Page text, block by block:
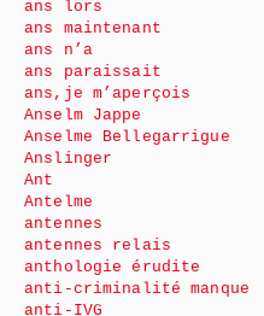
ans lors
ans maintenant
ans n’a
ans paraissait
ans,je m’aperçois
Anselm Jappe
Anselme Bellegarrigue
Anslinger
Ant
Antelme
antennes
antennes relais
anthologie érudite
anti-criminalité manque
anti-IVG